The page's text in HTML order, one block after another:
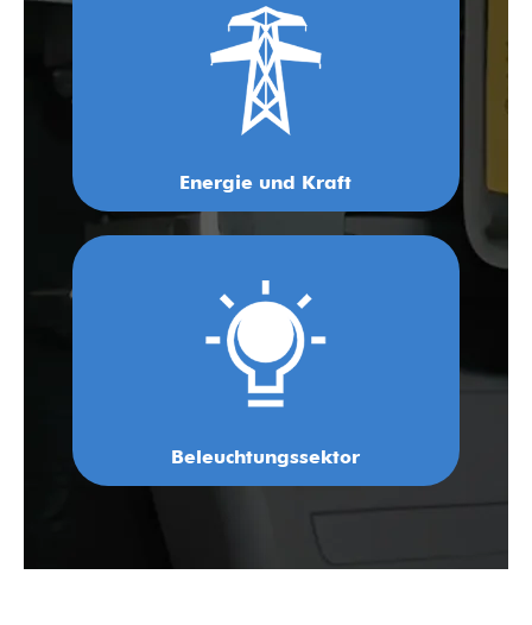
Energie und Kraft
Beleuchtungssektor